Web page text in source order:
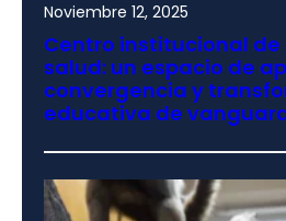
Noviembre 12, 2025
Centro institucional
salud: un espacio de
convergencia y
educativa de